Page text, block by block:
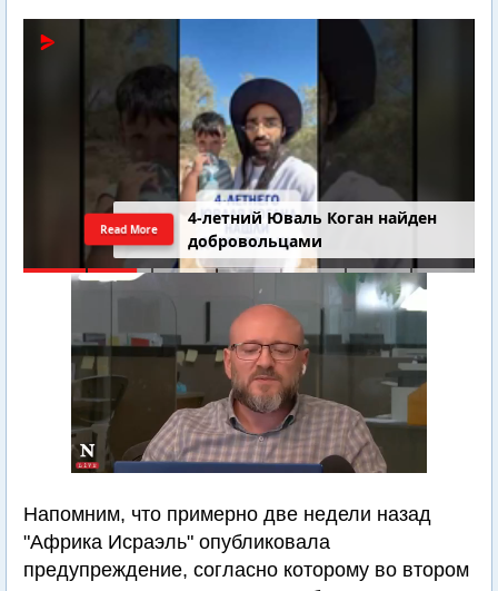
4-летний Юваль Коган найден
добровольцами
Read More
Напомним, что примерно две недели назад
"Африка Исраэль" опубликовала
предупреждение, согласно которому во втором